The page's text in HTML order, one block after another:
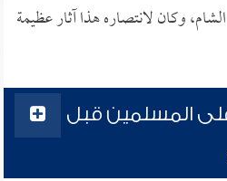
وكان لانتصاره هذا آثار عظيمة
المسلمين قبل